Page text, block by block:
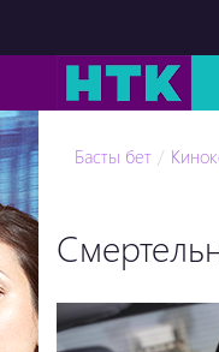
Басты бет